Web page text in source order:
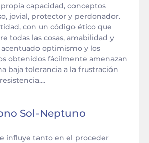
capacidad, conceptos
jovial, protector y perdonador.
con un código ético que
todas las cosas, amabilidad y
optimismo y los
obtenidos fácilmente amenazan
baja tolerancia a la frustración
Sol-Neptuno
influye tanto en el proceder